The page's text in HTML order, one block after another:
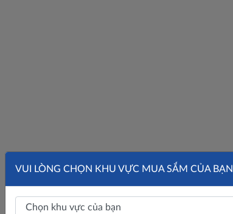
VUI LÒNG CHỌN KHU VỰC MUA SẮM CỦA BẠN